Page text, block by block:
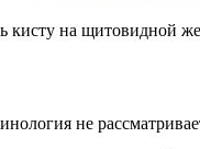
кисту на щитовидной
не